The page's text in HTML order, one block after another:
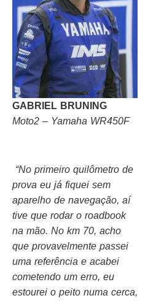
GABRIEL BRUNING
Moto2 – Yamaha WR450F
“No primeiro quilômetro de
prova eu já fiquei sem
aparelho de navegação, aí
tive que rodar o roadbook
na mão. No km 70, acho
que provavelmente passei
uma referência e acabei
cometendo um erro, eu
estourei o peito numa cerca,